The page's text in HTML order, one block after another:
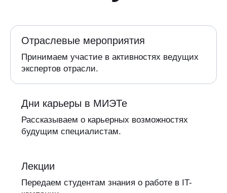
Отраслевые мероприятия
Принимаем участие в активностях ведущих
экспертов отрасли.
Дни карьеры в МИЭТе
Рассказываем о карьерных возможностях
будущим специалистам.
Лекции
Передаем студентам знания о работе в IT-